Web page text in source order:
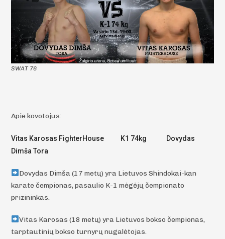
SWAT 76
Apie kovotojus:
Vitas Karosas FighterHouse K1 74kg Dovydas
Dimša Tora
Dovydas Dimša (17 metų) yra Lietuvos Shindokai-kan
karate čempionas, pasaulio K-1 mėgėjų čempionato
prizininkas.
Vitas Karosas (18 metų) yra Lietuvos bokso čempionas,
tarptautinių bokso turnyrų nugalėtojas.